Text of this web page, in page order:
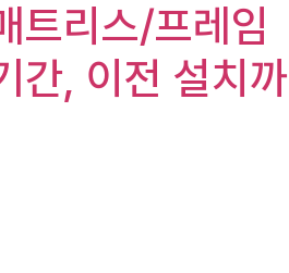
트리스/프레임
간, 이전 설치까